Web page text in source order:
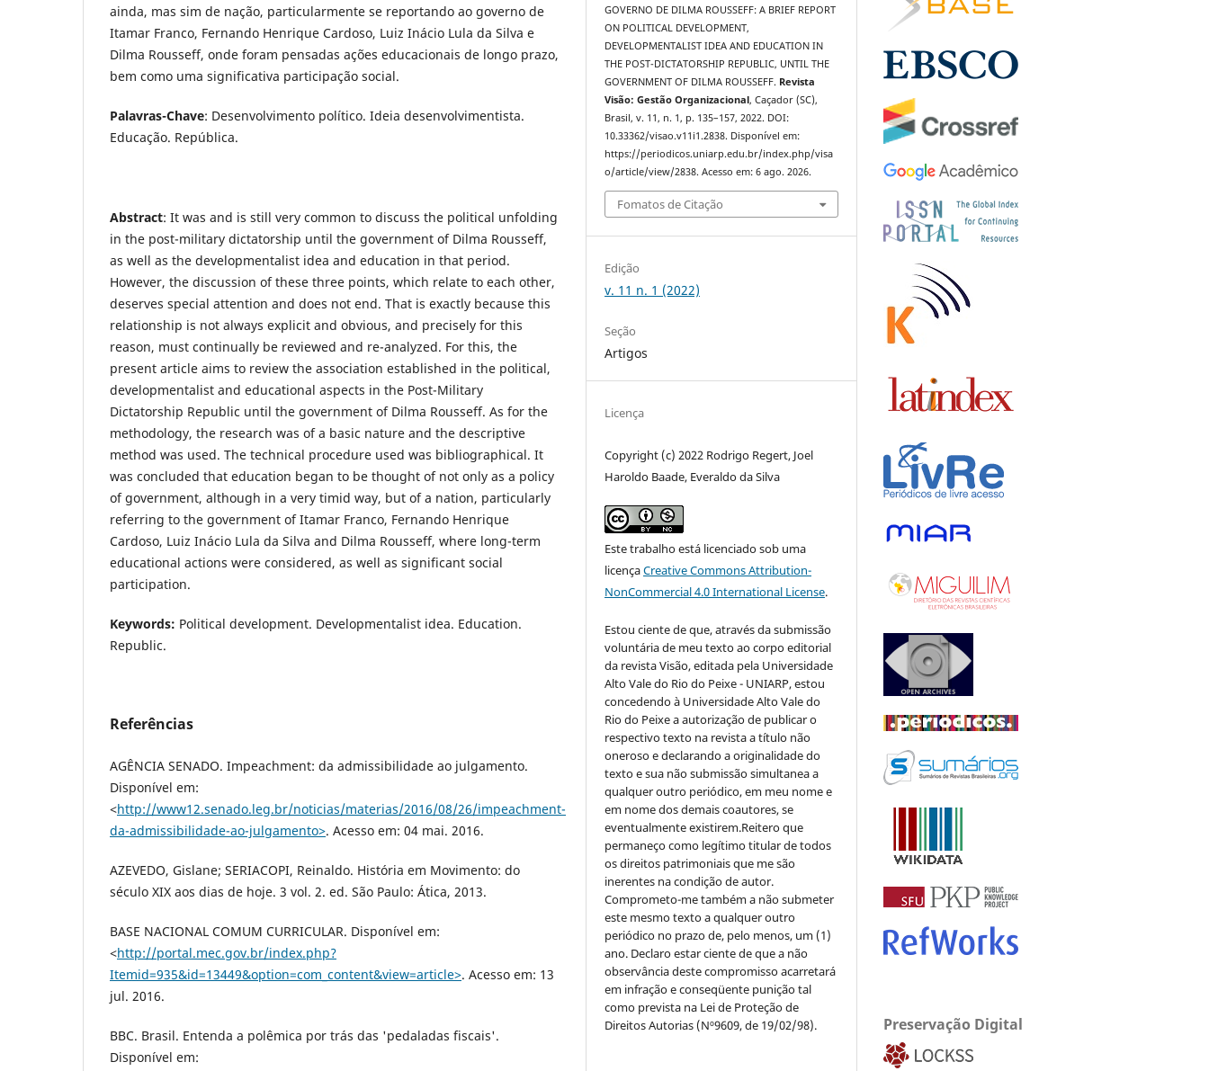
ainda, mas sim de nação, particularmente se reportando ao governo de
Itamar Franco, Fernando Henrique Cardoso, Luiz Inácio Lula da Silva e
Dilma Rousseff, onde foram pensadas ações educacionais de longo prazo,
bem como uma significativa participação social.
Palavras-Chave: Desenvolvimento político. Ideia desenvolvimentista.
Educação. República.
Abstract: It was and is still very common to discuss the political unfolding
in the post-military dictatorship until the government of Dilma Rousseff,
as well as the developmentalist idea and education in that period.
However, the discussion of these three points, which relate to each other,
deserves special attention and does not end. That is exactly because this
relationship is not always explicit and obvious, and precisely for this
reason, must continually be reviewed and re-analyzed. For this, the
present article aims to review the association established in the political,
developmentalist and educational aspects in the Post-Military
Dictatorship Republic until the government of Dilma Rousseff. As for the
methodology, the research was of a basic nature and the descriptive
method was used. The technical procedure used was bibliographical. It
was concluded that education began to be thought of not only as a policy
of government, although in a very timid way, but of a nation, particularly
referring to the government of Itamar Franco, Fernando Henrique
Cardoso, Luiz Inácio Lula da Silva and Dilma Rousseff, where long-term
educational actions were considered, as well as significant social
participation.
Keywords: Political development. Developmentalist idea. Education.
Republic.
Referências
AGÊNCIA SENADO. Impeachment: da admissibilidade ao julgamento.
Disponível em:
˂http://www12.senado.leg.br/noticias/materias/2016/08/26/impeachment-
da-admissibilidade-ao-julgamento˃. Acesso em: 04 mai. 2016.
AZEVEDO, Gislane; SERIACOPI, Reinaldo. História em Movimento: do
século XIX aos dias de hoje. 3 vol. 2. ed. São Paulo: Ática, 2013.
BASE NACIONAL COMUM CURRICULAR. Disponível em:
˂http://portal.mec.gov.br/index.php?
Itemid=935&id=13449&option=com_content&view=article˃. Acesso em: 13
jul. 2016.
BBC. Brasil. Entenda a polêmica por trás das 'pedaladas fiscais'.
Disponível em:
GOVERNO DE DILMA ROUSSEFF: A BRIEF REPORT
ON POLITICAL DEVELOPMENT,
DEVELOPMENTALIST IDEA AND EDUCATION IN
THE POST-DICTATORSHIP REPUBLIC, UNTIL THE
GOVERNMENT OF DILMA ROUSSEFF. Revista
Visão: Gestão Organizacional, Caçador (SC),
Brasil, v. 11, n. 1, p. 135–157, 2022. DOI:
10.33362/visao.v11i1.2838. Disponível em:
https://periodicos.uniarp.edu.br/index.php/visa
o/article/view/2838. Acesso em: 6 ago. 2026.
Fomatos de Citação
Edição
v. 11 n. 1 (2022)
Seção
Artigos
Licença
Copyright (c) 2022 Rodrigo Regert, Joel
Haroldo Baade, Everaldo da Silva
Este trabalho está licenciado sob uma
licençaCreative Commons Attribution-
NonCommercial 4.0 International License.
Estou ciente de que, através da submissão
voluntária de meu texto ao corpo editorial
da revista Visão, editada pela Universidade
Alto Vale do Rio do Peixe - UNIARP, estou
concedendo à Universidade Alto Vale do
Rio do Peixe a autorização de publicar o
respectivo texto na revista a título não
oneroso e declarando a originalidade do
texto e sua não submissão simultanea a
qualquer outro periódico, em meu nome e
em nome dos demais coautores, se
eventualmente existirem.Reitero que
permaneço como legítimo titular de todos
os direitos patrimoniais que me são
inerentes na condição de autor.
Comprometo-me também a não submeter
este mesmo texto a qualquer outro
periódico no prazo de, pelo menos, um (1)
ano. Declaro estar ciente de que a não
observância deste compromisso acarretará
em infração e conseqüente punição tal
como prevista na Lei de Proteção de
Direitos Autorias (Nº9609, de 19/02/98).
Preservação Digital